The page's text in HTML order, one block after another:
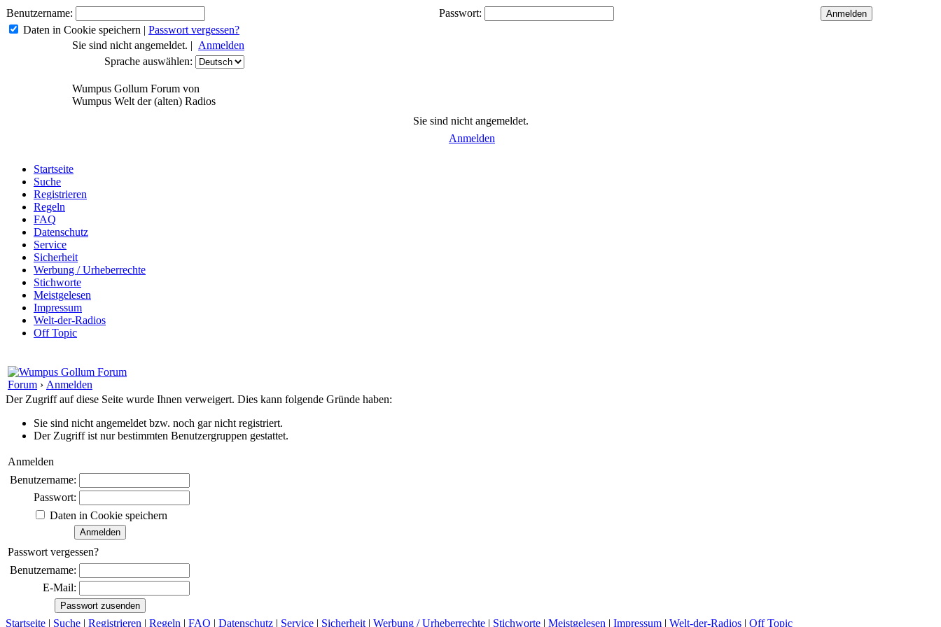
Benutzername:
Passwort:
Daten in Cookie speichern | Passwort vergessen?
Sie sind nicht angemeldet. | Anmelden
Sprache auswählen:
Wumpus Gollum Forum von
Wumpus Welt der (alten) Radios
Sie sind nicht angemeldet.
Anmelden
Startseite
Suche
Registrieren
Regeln
FAQ
Datenschutz
Service
Sicherheit
Werbung / Urheberrechte
Stichworte
Meistgelesen
Impressum
Welt-der-Radios
Off Topic
Forum › Anmelden
Der Zugriff auf diese Seite wurde Ihnen verweigert. Dies kann folgende Gründe haben:
Sie sind nicht angemeldet bzw. noch gar nicht registriert.
Der Zugriff ist nur bestimmten Benutzergruppen gestattet.
Anmelden
Benutzername:
Passwort:
Daten in Cookie speichern
Passwort vergessen?
Benutzername:
E-Mail:
Startseite | Suche | Registrieren | Regeln | FAQ | Datenschutz | Service | Sicherheit | Werbung / Urheberrechte | Stichworte | Meistgelesen | Impressum | Welt-der-Radios | Off Topic